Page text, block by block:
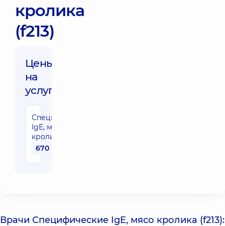
кролика
(f213)
Цены
на
услуги:
Специфические
IgE, мясо
кролика (f213)
670 грн
Врачи Специфические IgE, мясо кролика (f213):